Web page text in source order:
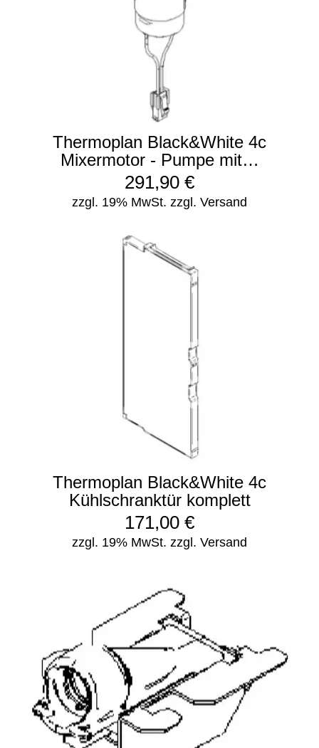
Thermoplan Black&White 4c
Mixermotor - Pumpe mit…
zzgl. 19% MwSt. zzgl. Versand
291,90 €
Thermoplan Black&White 4c
Kühlschranktür komplett
zzgl. 19% MwSt. zzgl. Versand
171,00 €